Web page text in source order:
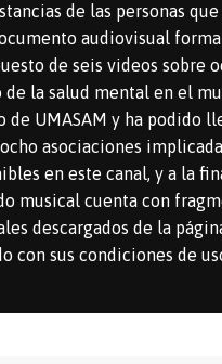
de las personas
audiovisual
de seis videos sobre
de la salud mental en el
de UMASAM y ha podido
asociaciones
en este canal, y a la
musical cuenta con
descargados de la
con sus condiciones de